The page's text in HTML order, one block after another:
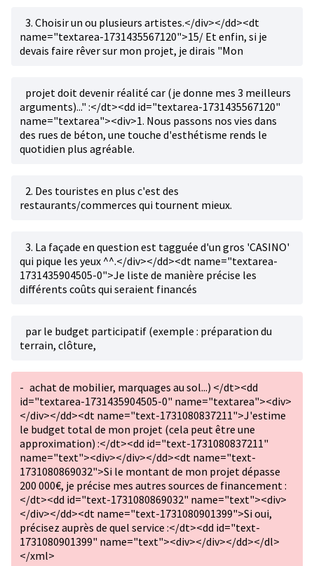
3. Choisir un ou plusieurs artistes.</div></dd><dt
name="textarea-1731435567120">15/ Et enfin, si je
devais faire rêver sur mon projet, je dirais "Mon
projet doit devenir réalité car (je donne mes 3 meilleurs
arguments)..." :</dt><dd id="textarea-1731435567120"
name="textarea"><div>1. Nous passons nos vies dans
des rues de béton, une touche d'esthétisme rends le
quotidien plus agréable.
2. Des touristes en plus c'est des
restaurants/commerces qui tournent mieux.
3. La façade en question est tagguée d'un gros 'CASINO'
qui pique les yeux ^^.</div></dd><dt name="textarea-
1731435904505-0">Je liste de manière précise les
différents coûts qui seraient financés
par le budget participatif (exemple : préparation du
terrain, clôture,
- achat de mobilier, marquages au sol...) </dt><dd
id="textarea-1731435904505-0" name="textarea"><div>
</div></dd><dt name="text-1731080837211">J'estime
le budget total de mon projet (cela peut être une
approximation) :</dt><dd id="text-1731080837211"
name="text"><div></div></dd><dt name="text-
1731080869032">Si le montant de mon projet dépasse
200 000€, je précise mes autres sources de financement :
</dt><dd id="text-1731080869032" name="text"><div>
</div></dd><dt name="text-1731080901399">Si oui,
précisez auprès de quel service :</dt><dd id="text-
1731080901399" name="text"><div></div></dd></dl>
</xml>